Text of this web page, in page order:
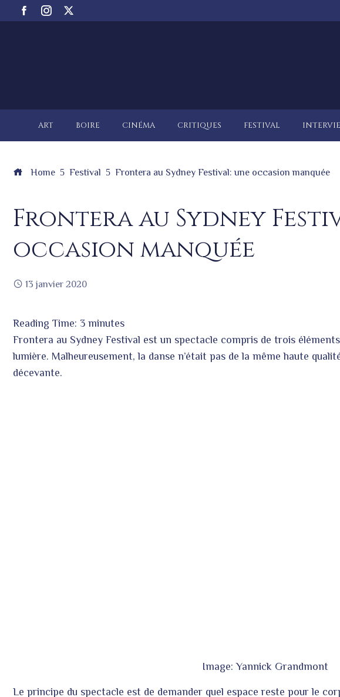
ART BOIRE CINÉMA CRITIQUES FESTIVAL
Home Festival Frontera au Sydney Festival: une occasion manquée
Frontera au Sydney
occasion manquée
13 janvier 2020
Reading Time: 3 minutes
Frontera au Sydney Festival est un spectacle compris de trois
lumière. Malheureusement, la danse n’était pas de la même haute
décevante.
Image: Yannick Grandmont
Le principe du spectacle est de demander quel espace reste pour le